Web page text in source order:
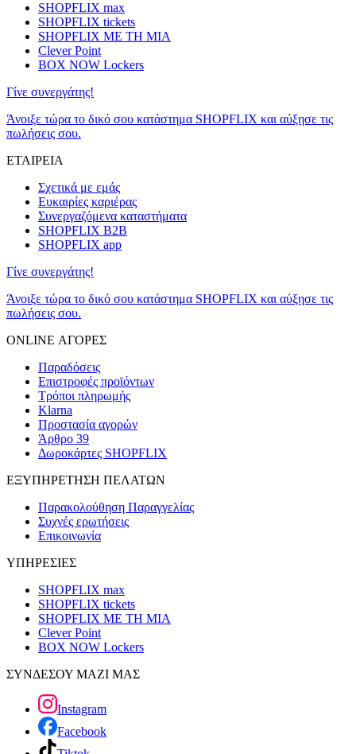
SHOPFLIX max
SHOPFLIX tickets
SHOPFLIX ΜΕ ΤΗ ΜΙΑ
Clever Point
BOX NOW Lockers
Γίνε συνεργάτης!
Άνοιξε τώρα το δικό σου κατάστημα SHOPFLIX και αύξησε τις
πωλήσεις σου.
ΕΤΑΙΡΕΙΑ
Σχετικά με εμάς
Ευκαιρίες καριέρας
Συνεργαζόμενα καταστήματα
SHOPFLIX B2B
SHOPFLIX app
Γίνε συνεργάτης!
Άνοιξε τώρα το δικό σου κατάστημα SHOPFLIX και αύξησε τις
πωλήσεις σου.
ONLINE ΑΓΟΡΕΣ
Παραδόσεις
Επιστροφές προϊόντων
Τρόποι πληρωμής
Klarna
Προστασία αγορών
Άρθρο 39
Δωροκάρτες SHOPFLIX
ΕΞΥΠΗΡΕΤΗΣΗ ΠΕΛΑΤΩΝ
Παρακολούθηση Παραγγελίας
Συχνές ερωτήσεις
Επικοινωνία
ΥΠΗΡΕΣΙΕΣ
SHOPFLIX max
SHOPFLIX tickets
SHOPFLIX ΜΕ ΤΗ ΜΙΑ
Clever Point
BOX NOW Lockers
ΣΥΝΔΕΣΟΥ ΜΑΖΙ ΜΑΣ
Instagram
Facebook